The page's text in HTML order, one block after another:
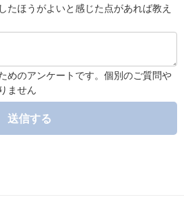
たほうがよいと感じた点があれば教え
めのアンケートです。個別のご質問や
ません
送信する